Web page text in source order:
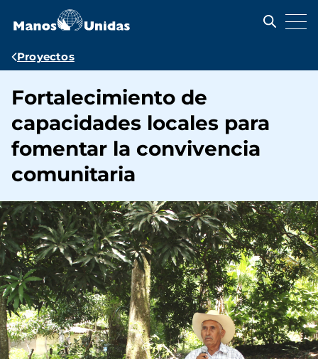
contenido
Ruta
navegación
Proyectos
Fortalecimiento de
capacidades locales para
fomentar la convivencia
comunitaria